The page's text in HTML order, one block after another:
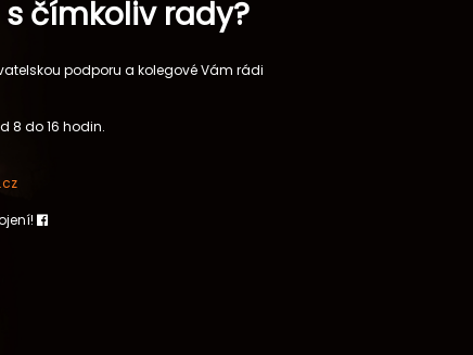
s čímkoliv rady?
podporu a kolegové Vám rádi
8 do 16 hodin.